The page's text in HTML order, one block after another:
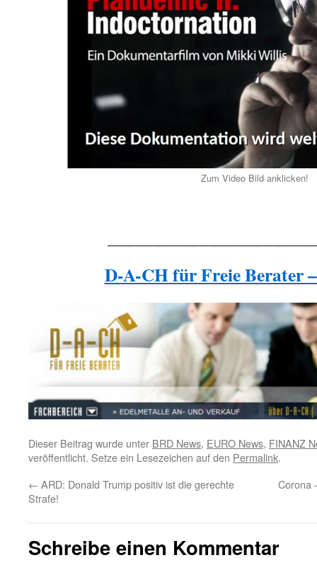
Zum Video Bild anklicken!
D-A-CH für Freie Berater
Dieser Beitrag wurde unter BRD News, EURO News, FINANZ
veröffentlicht. Setze ein Lesezeichen auf den Permalink.
← ARD: Donald Trump positiv ist die gerechte
Strafe!
Corona
Schreibe einen Kommentar